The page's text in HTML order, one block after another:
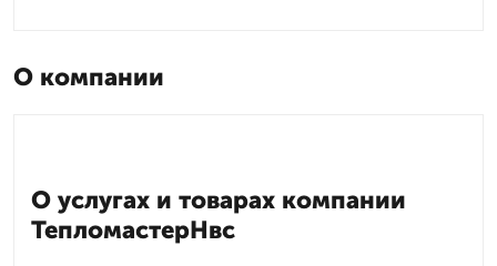
О компании
О услугах и товарах компании
ТепломастерНвс